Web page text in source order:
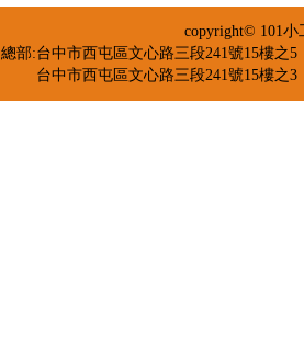
copyright© 101
總部:台中市西屯區文心路三段241號15樓之
台中市西屯區文心路三段241號15樓